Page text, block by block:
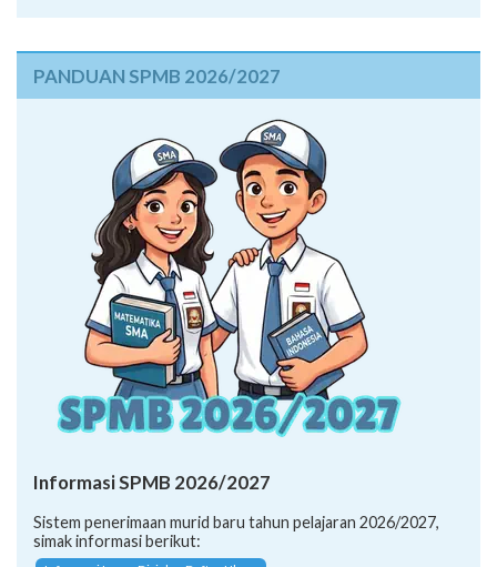
PANDUAN SPMB 2026/2027
Informasi SPMB 2026/2027
Sistem penerimaan murid baru tahun pelajaran 2026/2027,
simak informasi berikut: